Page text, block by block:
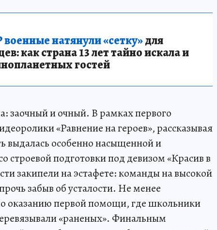
натянули «сетку»для
как страна 13 лет тайно искала и
гостей
заочный и очный. В рамках первого
«Равнение на героев», рассказывая
выдалась особенно насыщенной и
строевой подготовки под девизом «Красив в
закипели на эстафете: команды на высокой
забыв об усталости. Не менее
оказанию первой помощи, где школьники
«раненых». Финальным